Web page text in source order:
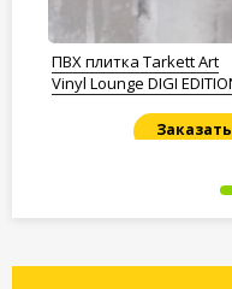
ПВХ плитка Tarkett Art
Vinyl Lounge DIGI
Заказать